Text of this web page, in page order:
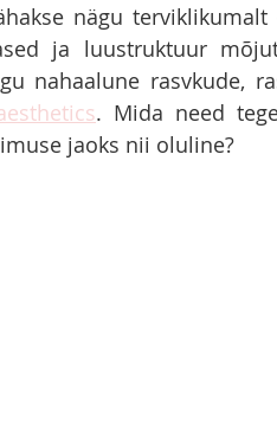
nägu
ja luustruktuur
. Mida need
jaoks nii oluline?